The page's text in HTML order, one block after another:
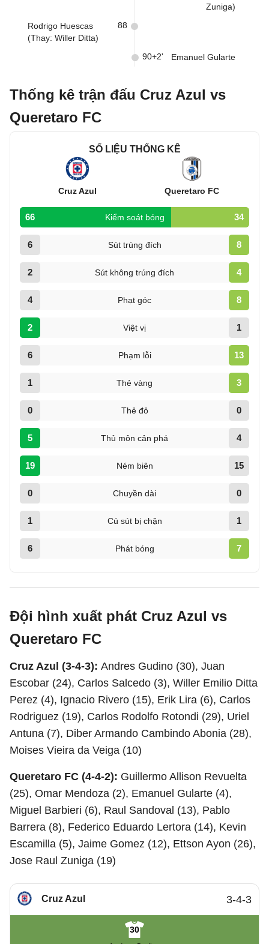
Zuniga)
Rodrigo Huescas
(Thay: Willer Ditta)
88
Emanuel Gularte
90+2'
Thống kê trận đấu Cruz Azul vs
Queretaro FC
SỐ LIỆU THỐNG KÊ
Cruz Azul Queretaro FC
66 Kiểm soát bóng 34
6 Sút trúng đích 8
2 Sút không trúng đích 4
4 Phạt góc 8
2 Việt vị 1
6 Phạm lỗi 13
1 Thẻ vàng 3
0 Thẻ đỏ 0
5 Thủ môn cản phá 4
19 Ném biên 15
0 Chuyền dài 0
1 Cú sút bị chặn 1
6 Phát bóng 7
Đội hình xuất phát Cruz Azul vs
Queretaro FC
Cruz Azul (3-4-3): Andres Gudino (30), Juan
Escobar (24), Carlos Salcedo (3), Willer Emilio Ditta
Perez (4), Ignacio Rivero (15), Erik Lira (6), Carlos
Rodriguez (19), Carlos Rodolfo Rotondi (29), Uriel
Antuna (7), Diber Armando Cambindo Abonia (28),
Moises Vieira da Veiga (10)
Queretaro FC (4-4-2): Guillermo Allison Revuelta
(25), Omar Mendoza (2), Emanuel Gularte (4),
Miguel Barbieri (6), Raul Sandoval (13), Pablo
Barrera (8), Federico Eduardo Lertora (14), Kevin
Escamilla (5), Jaime Gomez (12), Ettson Ayon (26),
Jose Raul Zuniga (19)
Cruz Azul 3-4-3
30